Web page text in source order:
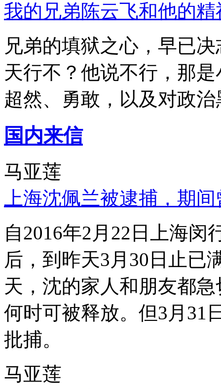
我的兄弟陈云飞和他的
兄弟的填狱之心，早已
天行不？他说不行，那
超然、勇敢，以及对政
国内来信
马亚莲
上海沈佩兰被逮捕，期
自2016年2月22日上海
后，到昨天3月30日止已
天，沈的家人和朋友都
何时可被释放。但3月31
批捕。
马亚莲